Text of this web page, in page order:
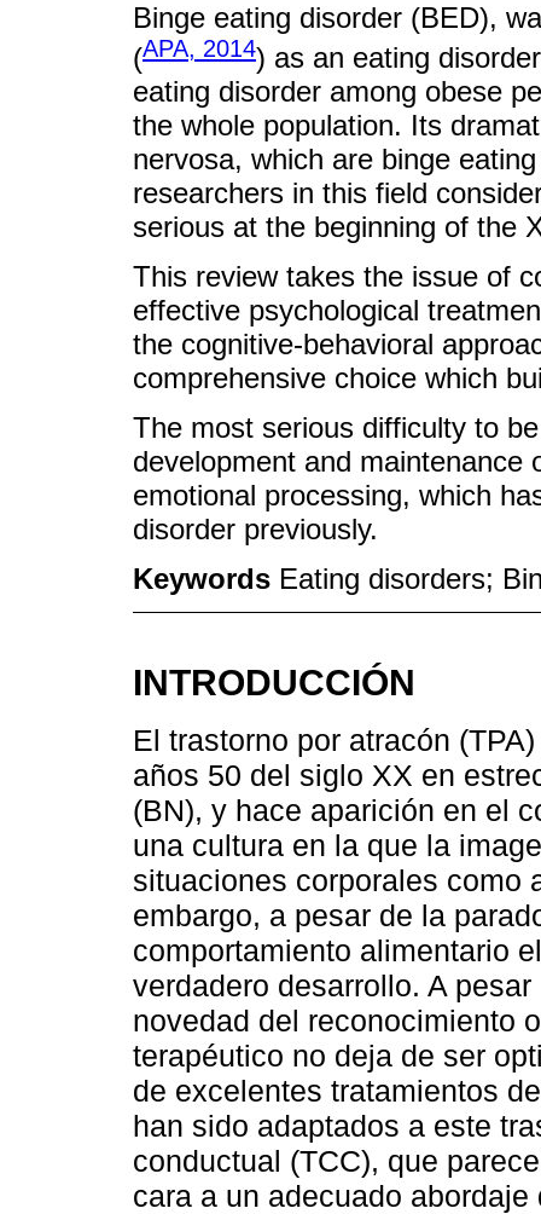
Binge eating disorder (BED),
(APA, 2014) as an eating
eating disorder among obese
the whole population. Its
nervosa, which are binge
researchers in this field
serious at the beginning of the
This review takes the issue of
effective psychological
the cognitive-behavioral
comprehensive choice which
The most serious difficulty to
development and maintenance
emotional processing, which
disorder previously.
Keywords Eating disorders;
INTRODUCCIÓN
El trastorno por atracón
años 50 del siglo XX en
(BN), y hace aparición en el
una cultura en la que la
situaciones corporales como
embargo, a pesar de la
comportamiento alimentario
verdadero desarrollo. A
novedad del reconocimiento
terapéutico no deja de ser
de excelentes tratamientos
han sido adaptados a este
conductual (TCC), que
cara a un adecuado